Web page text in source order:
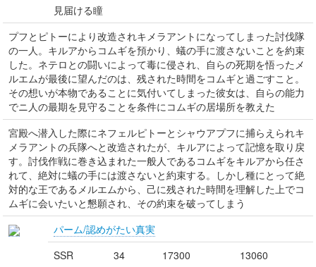
見届ける瞳
プフとピトーにより改造されキメラアントになってしまった討伐隊
の一人。キルアからコムギを預かり、蟻の手に渡さないことを約束
した。ネテロとの闘いによって毒に侵され、自らの死期を悟ったメ
ルエムが最後に望んだのは、残された時間をコムギと過ごすこと。
その想いが本物であることに気付いてしまった彼女は、自らの能力
でニ人の最期を見守ることを条件にコムギの居場所を教えた
宮殿へ潜入した際にネフェルピトーとシャウアプフに捕らえられキ
メラアントの兵隊へと改造されたが、キルアによって記憶を取り戻
す。討伐作戦に巻き込まれた一般人であるコムギをキルアから任さ
れて、絶対に蟻の手には渡さないと約束する。しかし種にとって絶
対的な王であるメルエムから、己に残された時間を理解した上でコ
ムギに会いたいと懇願され、その約束を破ってしまう
パーム/認めがたい真実
SSR
34 17300
13060